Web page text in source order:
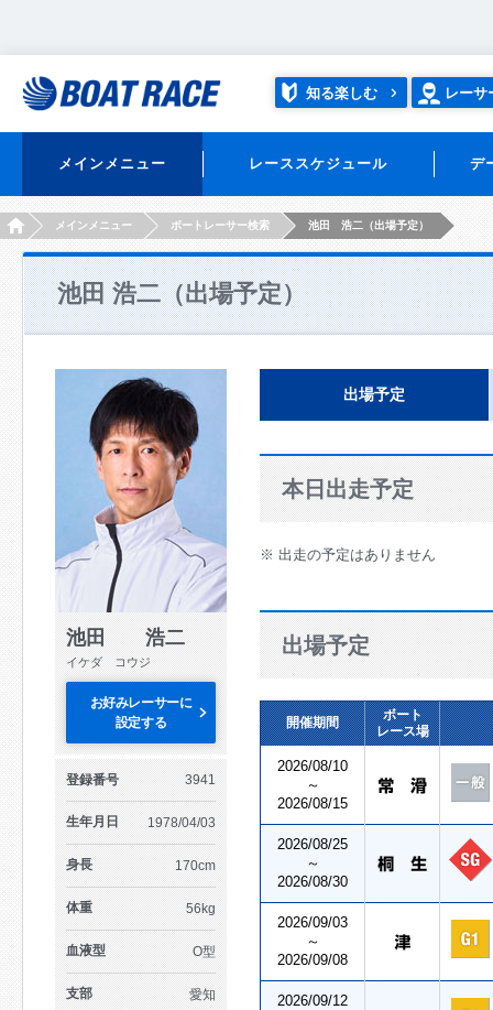
知る楽しむ レーサ
メインメニュー レーススケジュール デ
HOMEメインメニュー ボートレーサー検索 池田 浩二（出場予定）
池田 浩二（出場予定）
池田 浩二
イケダ コウジ
お好みレーサーに
設定する
登録番号 3941
生年月日 1978/04/03
身長 170cm
体重 56kg
血液型 O型
支部 愛知
出場予定
本日出走予定
※ 出走の予定はありません
出場予定
開催期間
ボート
レース場
2026/08/10
～
2026/08/15
2026/08/25
～
2026/08/30
2026/09/03
～
2026/09/08
2026/09/12